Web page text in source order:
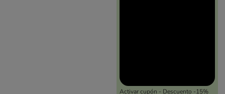
Activar cupón - Descuento -15%